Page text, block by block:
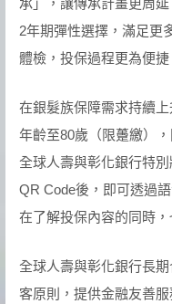
2年期彈性選擇，滿足更
體檢，投保過程更為便捷
在銀髮族保障需求持續
年齡至80歲（限躉繳）
全球人壽與彰化銀行特
QR Code後，即可透過
在了解投保內容的同時
全球人壽與彰化銀行長
客原則，提供金融友善